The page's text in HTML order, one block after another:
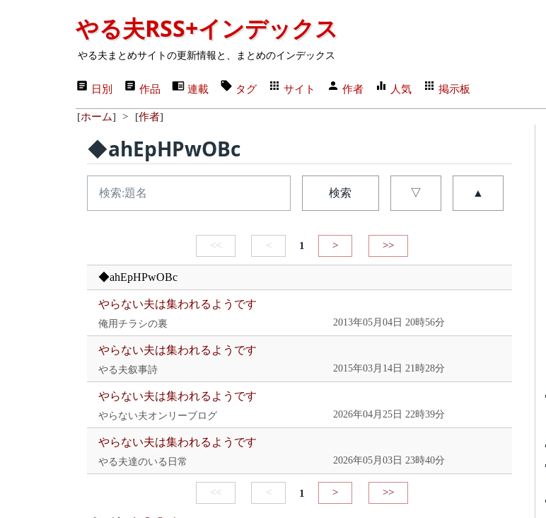
やる夫RSS+インデックス
やる夫まとめサイトの更新情報と、まとめのインデックス
日別 作品 連載 タグ サイト 作者 人気 掲示板
[ホーム] > [作者]
◆ahEpHPwOBc
検索 ▽ ▲
<< < 1 > >>
◆ahEpHPwOBc
やらない夫は集われるようです
俺用チラシの裏 2013年05月04日 20時56分
やらない夫は集われるようです
やる夫叙事詩 2015年03月14日 21時28分
やらない夫は集われるようです
やらない夫オンリーブログ 2026年04月25日 22時39分
やらない夫は集われるようです
やる夫達のいる日常 2026年05月03日 23時40分
<< < 1 > >>